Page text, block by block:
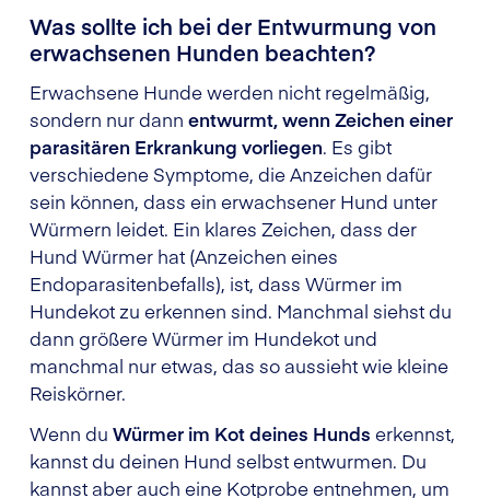
Was sollte ich bei der Entwurmung von
erwachsenen Hunden beachten?
Erwachsene Hunde werden nicht regelmäßig,
sondern nur dann entwurmt, wenn Zeichen einer
parasitären Erkrankung vorliegen. Es gibt
verschiedene Symptome, die Anzeichen dafür
sein können, dass ein erwachsener Hund unter
Würmern leidet. Ein klares Zeichen, dass der
Hund Würmer hat (Anzeichen eines
Endoparasitenbefalls), ist, dass Würmer im
Hundekot zu erkennen sind. Manchmal siehst du
dann größere Würmer im Hundekot und
manchmal nur etwas, das so aussieht wie kleine
Reiskörner.
Wenn du Würmer im Kot deines Hunds erkennst,
kannst du deinen Hund selbst entwurmen. Du
kannst aber auch eine Kotprobe entnehmen, um